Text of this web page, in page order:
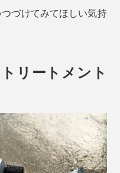
づけてみてほしい気持
リートメント